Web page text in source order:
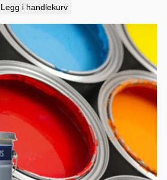
Legg i handlekurv